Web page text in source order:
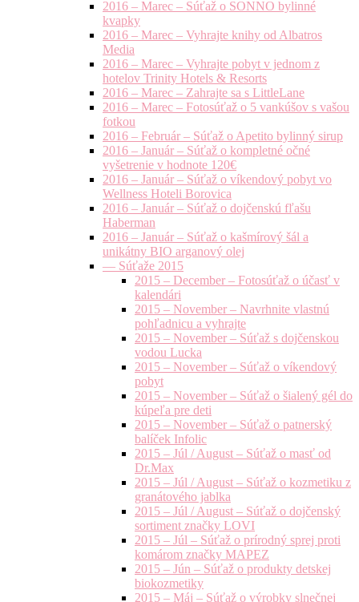
2016 – Marec – Súťaž o SONNO bylinné
kvapky
2016 – Marec – Vyhrajte knihy od Albatros
Media
2016 – Marec – Vyhrajte pobyt v jednom z
hotelov Trinity Hotels & Resorts
2016 – Marec – Zahrajte sa s LittleLane
2016 – Marec – Fotosúťaž o 5 vankúšov s vašou
fotkou
2016 – Február – Súťaž o Apetito bylinný sirup
2016 – Január – Súťaž o kompletné očné
vyšetrenie v hodnote 120€
2016 – Január – Súťaž o víkendový pobyt vo
Wellness Hoteli Borovica
2016 – Január – Súťaž o dojčenskú fľašu
Haberman
2016 – Január – Súťaž o kašmírový šál a
unikátny BIO arganový olej
— Súťaže 2015
2015 – December – Fotosúťaž o účasť v
kalendári
2015 – November – Navrhnite vlastnú
pohľadnicu a vyhrajte
2015 – November – Súťaž s dojčenskou
vodou Lucka
2015 – November – Súťaž o víkendový
pobyt
2015 – November – Súťaž o šialený gél do
kúpeľa pre deti
2015 – November – Súťaž o patnerský
balíček Infolic
2015 – Júl / August – Súťaž o masť od
Dr.Max
2015 – Júl / August – Súťaž o kozmetiku z
granátového jablka
2015 – Júl / August – Súťaž o dojčenský
sortiment značky LOVI
2015 – Júl – Súťaž o prírodný sprej proti
komárom značky MAPEZ
2015 – Jún – Súťaž o produkty detskej
biokozmetiky
2015 – Máj – Súťaž o výrobky slnečnej